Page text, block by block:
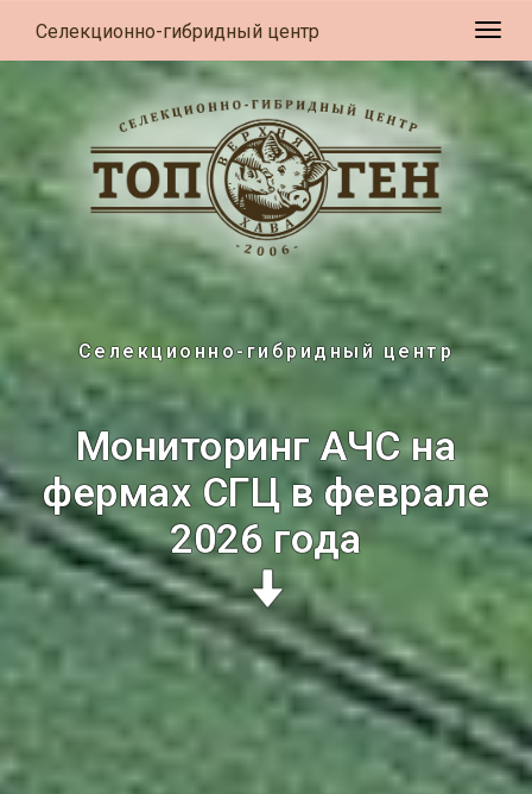
Селекционно-гибридный центр
Селекционно-гибридный центр
Мониторинг АЧС на
фермах СГЦ в феврале
2026 года